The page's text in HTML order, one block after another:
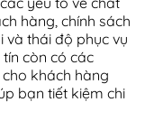
hàng, chính sách
và thái độ phục vụ
còn có các
khách hàng
bạn tiết kiệm chi